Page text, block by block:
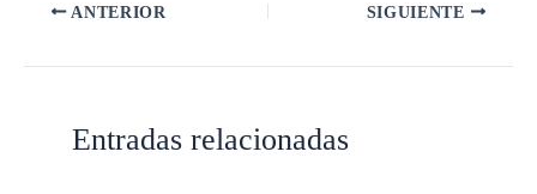
ANTERIOR SIGUIENTE
Entradas relacionadas